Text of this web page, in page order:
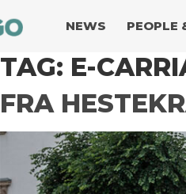
NEWS PEOPLE
TAG: E-
FRA